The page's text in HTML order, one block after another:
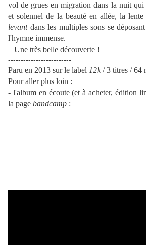
vol de grues en migration dans la nuit
et solennel de la beauté en allée, la
levantdans les multiples sons se
l'hymne immense.
Une très belle découverte !
-------------------------
Paru en 2013 sur le label 12k/ 3 titres / 64
Pour aller plus loin :
- l'album en écoute (et à acheter, édition
la page bandcamp :